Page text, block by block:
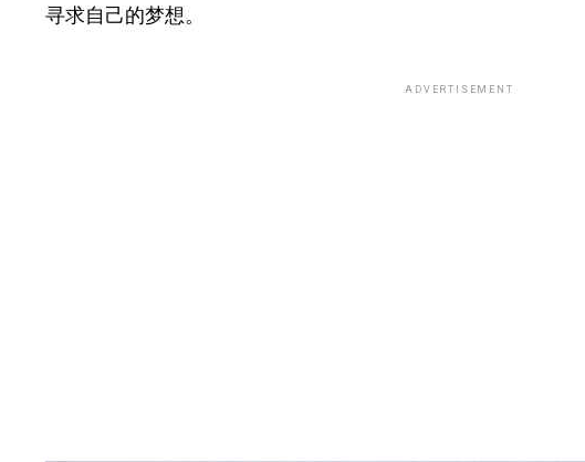
寻求自己的梦想。
ADVERTISEMENT